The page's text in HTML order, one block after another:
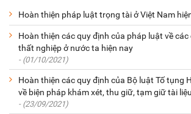
Hoàn thiện pháp luật trọng tài ở Việt Nam
Hoàn thiện các quy định của pháp luật về các
thất nghiệp ở nước ta hiện nay
- (01/10/2021)
Hoàn thiện các quy định của Bộ luật Tố tụng
về biện pháp khám xét, thu giữ, tạm giữ tài
- (23/09/2021)